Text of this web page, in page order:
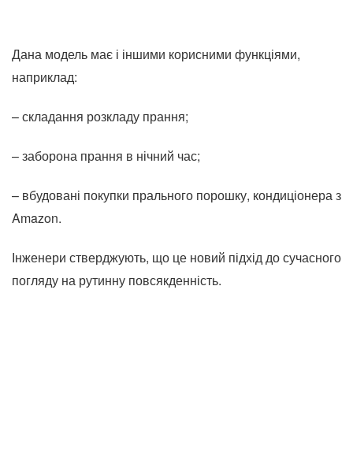
Дана модель має і іншими корисними функціями,
наприклад:
– складання розкладу прання;
– заборона прання в нічний час;
– вбудовані покупки прального порошку, кондиціонера з
Amazon.
Інженери стверджують, що це новий підхід до сучасного
погляду на рутинну повсякденність.